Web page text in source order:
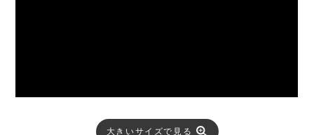
大きいサイズで見る